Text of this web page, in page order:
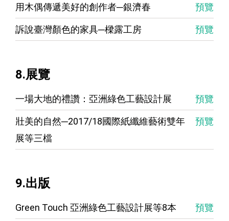
用木偶傳遞美好的創作者─銀濟春 預覽
訴說臺灣顏色的家具─樑露工房 預覽
8.展覽
一場大地的禮讚：亞洲綠色工藝設計展 預覽
壯美的自然─2017/18國際紙纖維藝術雙年
展等三檔
預覽
9.出版
Green Touch 亞洲綠色工藝設計展等8本 預覽